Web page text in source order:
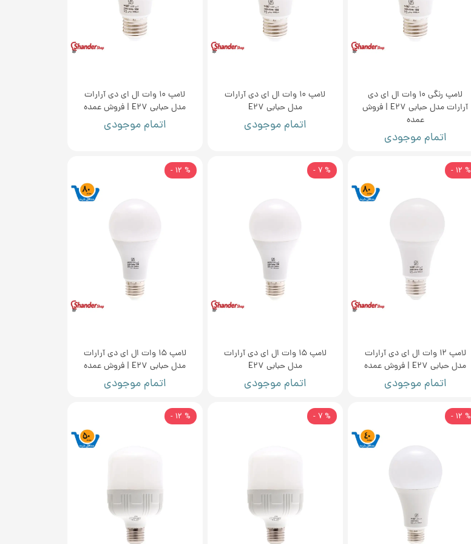
لامپ رنگی 10 وات ال ای دی
آرارات مدل حبابی E27 | فروش
عمده
اتمام موجودی
لامپ 10 وات ال ای دی آرارات
مدل حبابی E27
اتمام موجودی
لامپ 10 وات ال ای دی آرارات
مدل حبابی E27 | فروش عمده
اتمام موجودی
لامپ 12 وات ال ای دی آرارات
مدل حبابی E27 | فروش عمده
اتمام موجودی
% 12 -
لامپ 15 وات ال ای دی آرارات
مدل حبابی E27
اتمام موجودی
% 7 -
لامپ 15 وات ال ای دی آرارات
مدل حبابی E27 | فروش عمده
اتمام موجودی
% 12 -
% 12 -
% 7 -
% 12 -